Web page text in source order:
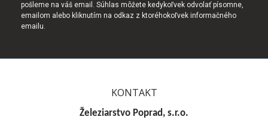
pošleme na váš email. Súhlas môžete kedykoľvek odvolať písomne,
emailom alebo kliknutím na odkaz z ktoréhokoľvek informačného
emailu.
KONTAKT
Železiarstvo Poprad, s.r.o.